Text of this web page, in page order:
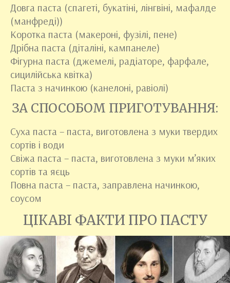
Довга паста (спагеті, букатіні, лінгвіні, мафалде
(манфреді))
Коротка паста (макероні, фузілі, пене)
Дрібна паста (діталіні, кампанеле)
Фігурна паста (джемелі, радіаторе, фарфале,
сицилійська квітка)
Паста з начинкою (канелоні, равіолі)
ЗА СПОСОБОМ ПРИГОТУВАННЯ:
Суха паста – паста, виготовлена з муки твердих
сортів і води
Свіжа паста – паста, виготовлена з муки м’яких
сортів та яєць
Повна паста – паста, заправлена начинкою,
соусом
ЦІКАВІ ФАКТИ ПРО ПАСТУ